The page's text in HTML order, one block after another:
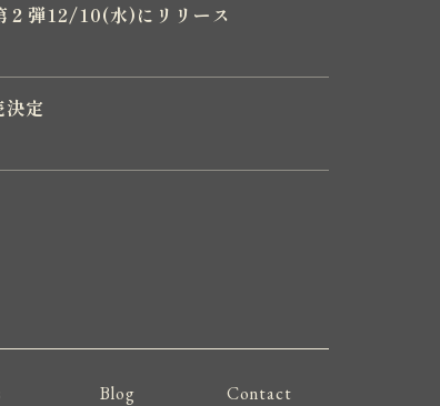
２弾12/10(水)にリリース
定
Blog Contact